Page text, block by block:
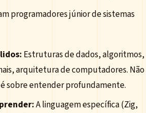
programadores júnior de sistemas
Estruturas de dados, algoritmos,
arquitetura de computadores. Não
sobre entender profundamente.
A linguagem específica (Zig,